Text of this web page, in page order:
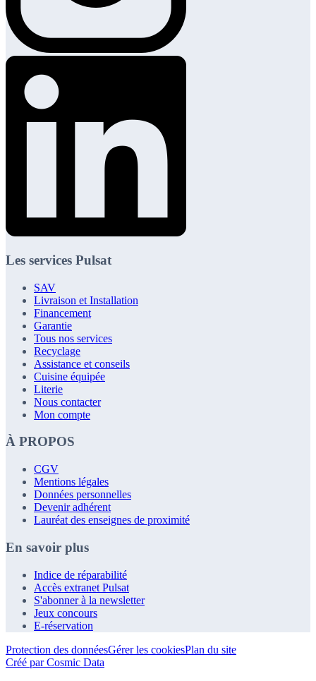
Les services Pulsat
SAV
Livraison et Installation
Financement
Garantie
Tous nos services
Recyclage
Assistance et conseils
Cuisine équipée
Literie
Nous contacter
Mon compte
À PROPOS
CGV
Mentions légales
Données personnelles
Devenir adhérent
Lauréat des enseignes de proximité
En savoir plus
Indice de réparabilité
Accès extranet Pulsat
S'abonner à la newsletter
Jeux concours
E-réservation
Protection des donnéesGérer les cookiesPlan du site
Créé par Cosmic Data